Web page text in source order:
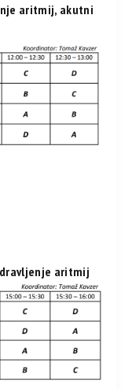
aritmij, akutni
aritmij